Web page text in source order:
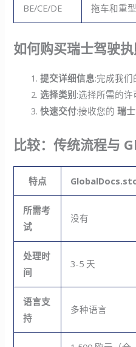
BE/CE/DE 拖车和重
如何购买瑞士驾驶
提交详细信息:完成我
选择类别 :选择所需的许
快速交付:接收您的瑞
比较：传统流程与
特点
所需考
试
没有
处理时
间
3-5 天
语言支
持
多种语言